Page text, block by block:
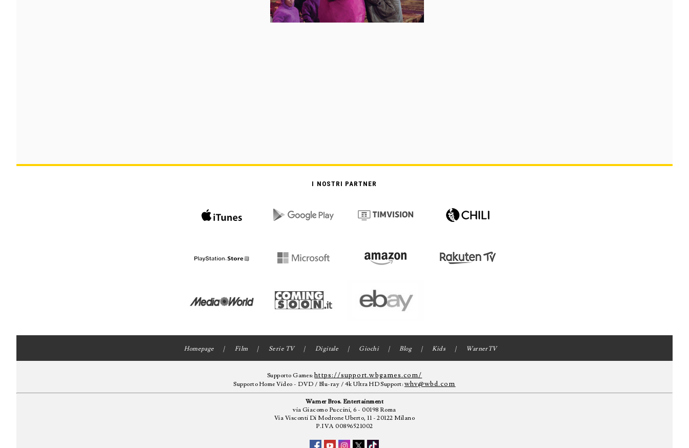
I NOSTRI PARTNER
Homepage Film Serie TV Digitale Giochi Blog Kids WarnerTV
Supporto Games:https://support.wbgames.com/
Supporto Home Video - DVD / Blu-ray / 4k Ultra HD Support:whv@wbd.com
Warner Bros. Entertainment
via Giacomo Puccini, 6 - 00198 Roma
Via Visconti Di Modrone Uberto, 11 - 20122 Milano
P.IVA 00896521002